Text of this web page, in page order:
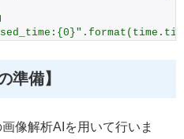
準備】
像解析AIを用いて行いま